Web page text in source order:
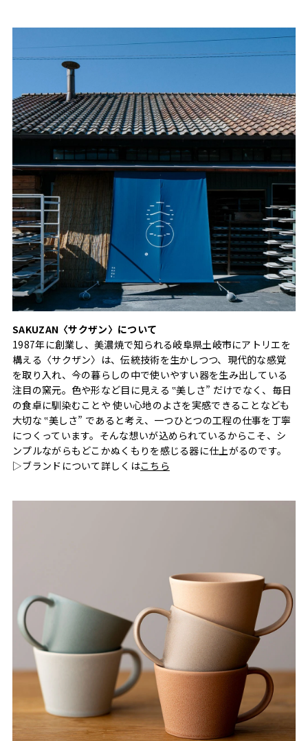
SAKUZAN〈サクザン〉について
1987年に創業し、美濃焼で知られる岐阜県土岐市にアトリエを
構える〈サクザン〉は、伝統技術を生かしつつ、現代的な感覚
を取り入れ、今の暮らしの中で使いやすい器を生み出している
注目の窯元。色や形など目に見える ‟美しさ” だけでなく、毎日
の食卓に馴染むことや 使い心地のよさを実感できることなども
大切な ‟美しさ” であると考え、一つひとつの工程の仕事を丁寧
につくっています。そんな想いが込められているからこそ、シ
ンプルながらもどこかぬくもりを感じる器に仕上がるのです。
▷ブランドについて詳しくはこちら